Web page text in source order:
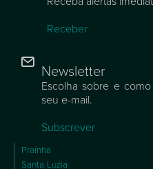
Receber
Newsletter
Escolha sobre e
seu e-mail.
Subscrever
Praínha
Santa Luzia